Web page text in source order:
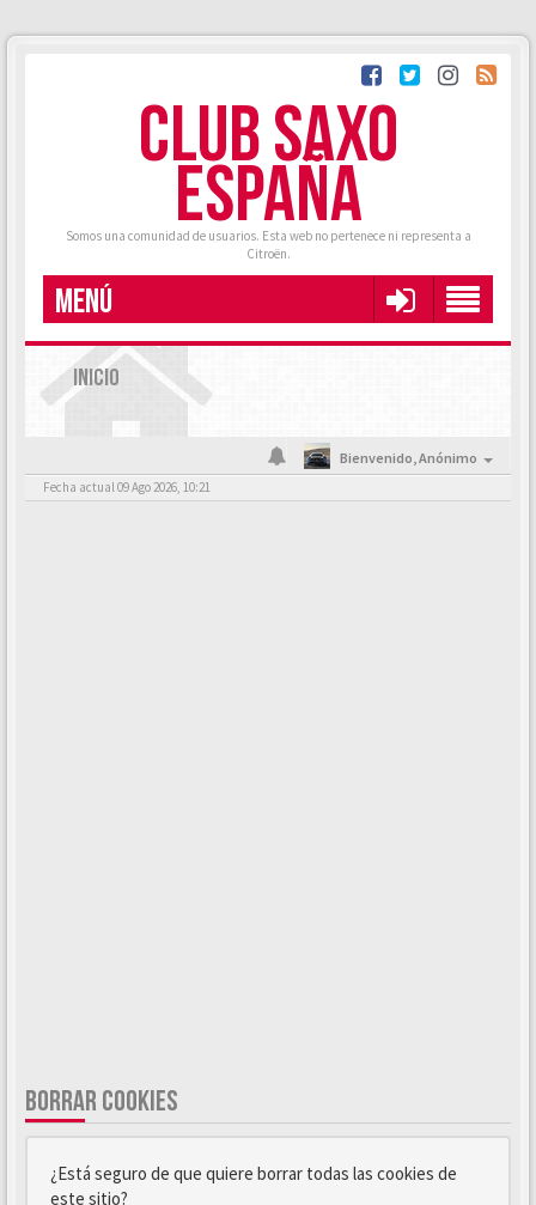
CLUB SAXO
ESPAÑA
Somos una comunidad de usuarios. Esta web no pertenece ni representa a
Citroën.
MENÚ
INICIO
Bienvenido,Anónimo
Fecha actual 09 Ago 2026, 10:21
BORRAR COOKIES
¿Está seguro de que quiere borrar todas las cookies de
este sitio?